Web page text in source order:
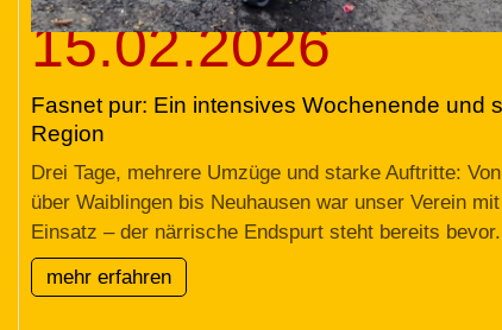
15.02.2026
Fasnet pur: Ein intensives Wochenende und
Region
Drei Tage, mehrere Umzüge und starke Auftritte:
über Waiblingen bis Neuhausen war unser Verein
Einsatz – der närrische Endspurt steht bereits bevor.
mehr erfahren